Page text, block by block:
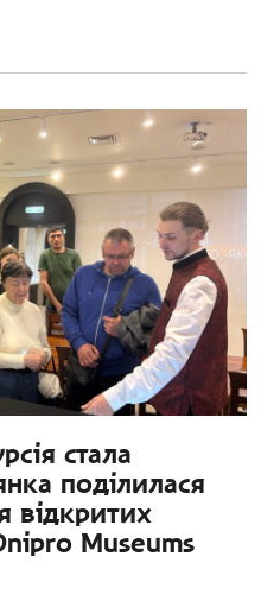
стала
поділилася
відкритих
Museums